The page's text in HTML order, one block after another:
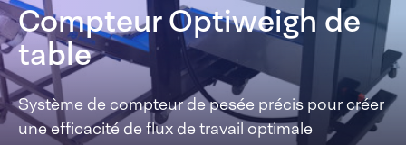
Compteur Optiweigh de
table
Système de compteur de pesée précis pour créer
une efficacité de flux de travail optimale